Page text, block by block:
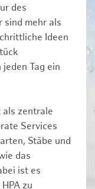
des
sind mehr als
Ideen
Tag ein
als zentrale
Services
Stäbe und
das
ist es
zu